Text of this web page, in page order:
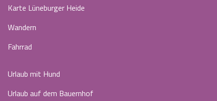
Karte Lüneburger Heide
Wandern
Fahrrad
Urlaub mit Hund
Urlaub auf dem Bauernhof